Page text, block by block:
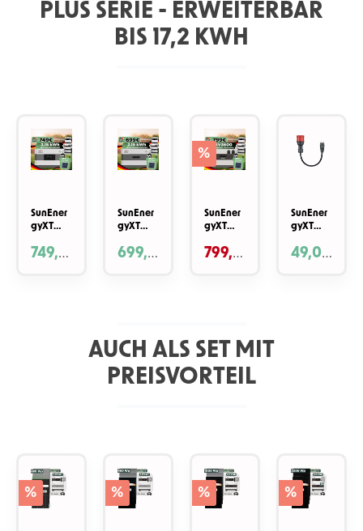
PLUS SERIE - ERWEITERBAR
BIS 17,2 KWH
SunEner
gyXT
PLUS
749,0
SunEner
gyXT
PLUS
699,0
%
SunEner
gyXT
799,0
*
SunEner
gyXT
Schuko
49,00
AUCH ALS SET MIT
PREISVORTEIL
% % % %